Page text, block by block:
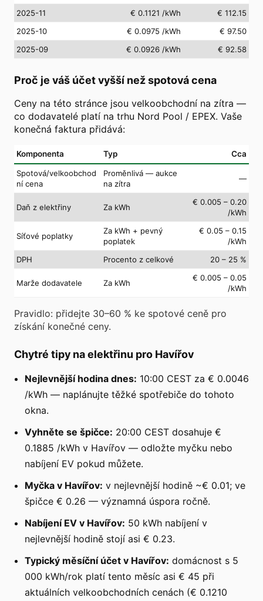
2025-11
€ 0.1121 /kWh
€ 112.15
2025-10
€ 0.0975 /kWh
€ 97.50
2025-09
€ 0.0926 /kWh € 92.58
Proč je váš účet vyšší než spotová cena
Ceny na této stránce jsou velkoobchodní na zítra —
co dodavatelé platí na trhu Nord Pool / EPEX. Vaše
konečná faktura přidává:
Komponenta Typ Cca
Spotová/velkoobchod
ní cena
Proměnlivá — aukce
na zítra
—
Daň z elektřiny Za kWh
€ 0.005 – 0.20
/kWh
Síťové poplatky
Za kWh + pevný
poplatek
€ 0.05 – 0.15
/kWh
DPH
Procento z celkové 20 – 25 %
Marže dodavatele Za kWh
€ 0.005 – 0.05
/kWh
Pravidlo: přidejte 30–60 % ke spotové ceně pro
získání konečné ceny.
Chytré tipy na elektřinu pro Havířov
Nejlevnější hodina dnes: 10:00 CEST za € 0.0046
/kWh — naplánujte těžké spotřebiče do tohoto
okna.
Vyhněte se špičce: 20:00 CEST dosahuje €
0.1885 /kWh v Havířov — odložte myčku nebo
nabíjení EV pokud můžete.
Myčka v Havířov: v nejlevnější hodině ~€ 0.01; ve
špičce € 0.26 — významná úspora ročně.
Nabíjení EV v Havířov: 50 kWh nabíjení v
nejlevnější hodině stojí asi € 0.23.
Typický měsíční účet v Havířov: domácnost s 5
000 kWh/rok platí tento měsíc asi € 45 při
aktuálních velkoobchodních cenách (€ 0.1210